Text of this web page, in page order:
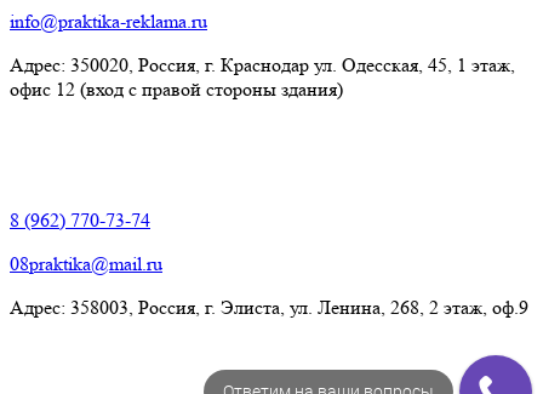
info@praktika-reklama.ru
Адрес: 350020, Россия, г. Краснодар ул. Одесская, 45, 1 этаж,
офис 12 (вход с правой стороны здания)
8 (962) 770-73-74
08praktika@mail.ru
Адрес:​ 358003, Россия, г. Элиста, ул. Ленина, 268, 2 этаж, оф.9